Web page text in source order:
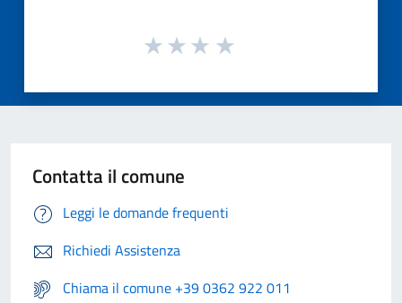
Contatta il comune
Leggi le domande frequenti
Richiedi Assistenza
Chiama il comune +39 0362 922 011